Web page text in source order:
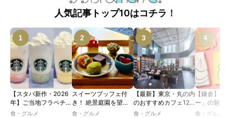
人気記事トップ10はコチラ！
【スタバ新作・2026
年】ご当地フラペチー
ノが新登場！ 地域と
食・グルメ
スイーツブッフェ付
き！ 絶景庭園を望む
ホテルレストランで味
食・グルメ
【最新】東京・丸の内
のおすすめカフェ12
選｜ひとりでゆったり
食・グルメ
【鎌倉】「
ー」の魅力
説！ 定番商
食・グルメ